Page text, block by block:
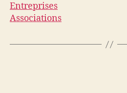
Entreprises
Associations